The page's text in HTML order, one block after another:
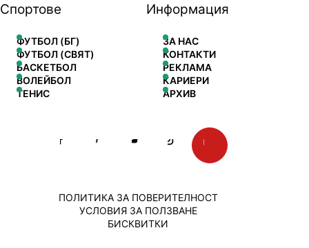
Спортове
ФУТБОЛ (БГ)
ФУТБОЛ (СВЯТ)
БАСКЕТБОЛ
ВОЛЕЙБОЛ
ТЕНИС
Информация
ЗА НАС
КОНТАКТИ
РЕКЛАМА
КАРИЕРИ
АРХИВ
ПОЛИТИКА ЗА ПОВЕРИТЕЛНОСТ
УСЛОВИЯ ЗА ПОЛЗВАНЕ
БИСКВИТКИ